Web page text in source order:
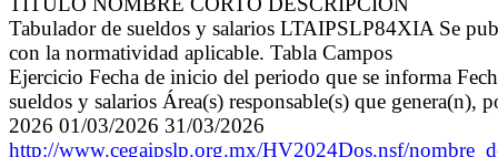
Tabulador de sueldos y salarios LTAIPSLP84XIA Se
con la normatividad aplicable. Tabla Campos
Ejercicio Fecha de inicio del periodo que se informa
sueldos y salarios Área(s) responsable(s) que
2026 01/03/2026 31/03/2026
http://www.cegaipslp.org.mx/HV2024Dos.nsf/